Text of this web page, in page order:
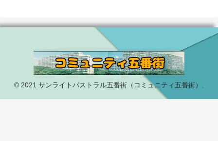
© 2021 サンライトパストラル五番街（コミュニティ五番街）.